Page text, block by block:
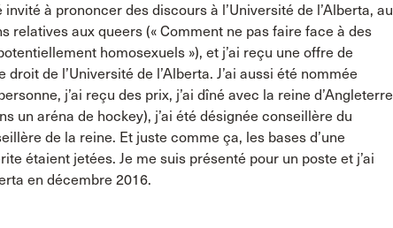
à prononcer des discours à l’Université de l’Alberta, au
relatives aux queers (« Comment ne pas faire face à des
homosexuels »), et j’ai reçu une offre de
de l’Université de l’Alberta. J’ai aussi été nommée
j’ai reçu des prix, j’ai dîné avec la reine d’Angleterre
un aréna de hockey), j’ai été désignée conseillère du
de la reine. Et juste comme ça, les bases d’une
étaient jetées. Je me suis présenté pour un poste et j’ai
en décembre 2016.